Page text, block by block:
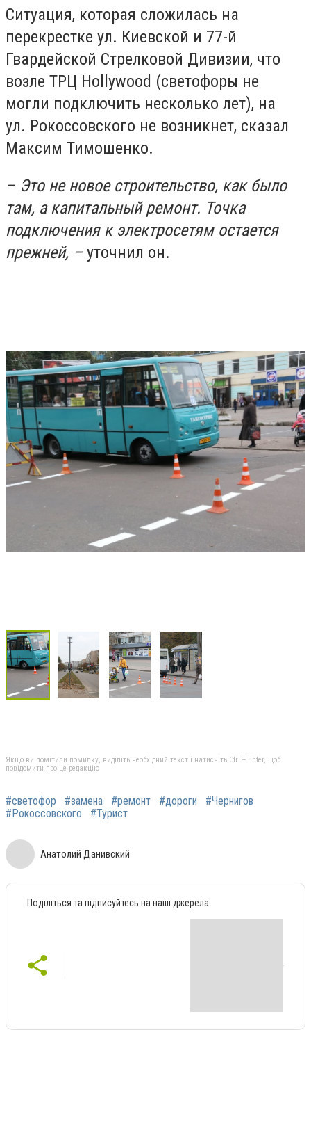
Ситуация, которая сложилась на
перекрестке ул. Киевской и 77-й
Гвардейской Стрелковой Дивизии, что
возле ТРЦ Hollywood (светофоры не
могли подключить несколько лет), на
ул. Рокоссовского не возникнет, сказал
Максим Тимошенко.
– Это не новое строительство, как было
там, а капитальный ремонт. Точка
подключения к электросетям остается
прежней, – уточнил он.
Якщо ви помітили помилку, виділіть необхідний текст і натисніть Ctrl + Enter, щоб
повідомити про це редакцію
#светофор #замена #ремонт #дороги
#Чернигов
#Рокоссовского
#Турист
Анатолий Данивский
Поділіться та підписуйтесь на наші джерела